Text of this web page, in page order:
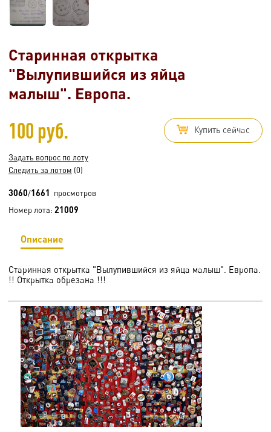
Старинная открытка
"Вылупившийся из яйца
малыш". Европа.
100 руб. Купить сейчас
Задать вопрос по лоту
Следить за лотом (0)
3060/1661 просмотров
Номер лота: 21009
Описание
Старинная открытка "Вылупившийся из яйца малыш". Европа.
!! Открытка обрезана !!!